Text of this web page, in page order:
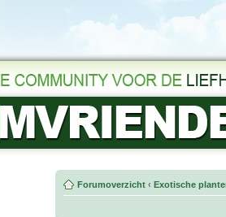
Forumoverzicht ‹ Exotische